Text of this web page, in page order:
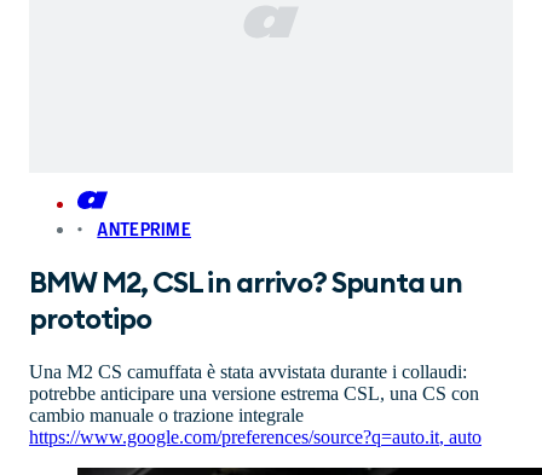
ANTEPRIME
BMW M2, CSL in arrivo? Spunta un
prototipo
Una M2 CS camuffata è stata avvistata durante i collaudi:
potrebbe anticipare una versione estrema CSL, una CS con
cambio manuale o trazione integrale
https://www.google.com/preferences/source?q=auto.it, auto